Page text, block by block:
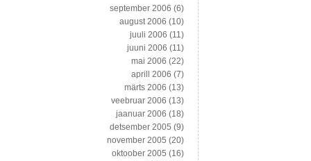
september 2006 (6)
august 2006 (10)
juuli 2006 (11)
juuni 2006 (11)
mai 2006 (22)
aprill 2006 (7)
märts 2006 (13)
veebruar 2006 (13)
jaanuar 2006 (18)
detsember 2005 (9)
november 2005 (20)
oktoober 2005 (16)